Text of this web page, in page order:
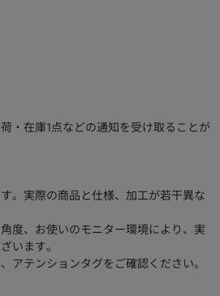
・在庫1点などの通知を受け取ることが
。実際の商品と仕様、加工が若干異な
度、お使いのモニター環境により、実
います。
アテンションタグをご確認ください。